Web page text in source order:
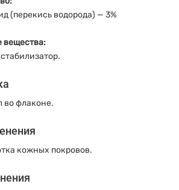
(перекись водорода) — 3%
вещества:
во флаконе.
кожных покровов.